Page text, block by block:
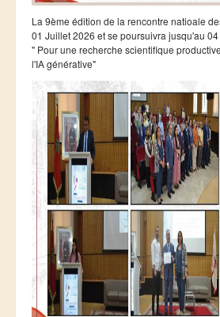
La 9ème édition de la rencontre natioale
01 Juillet 2026 et se poursuivra jusqu'au
" Pour une recherche scientifique
l'IA générative"